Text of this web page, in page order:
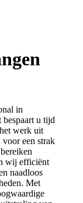
in
u tijd
werk uit
een strak
wij efficiënt
naadloos
Met